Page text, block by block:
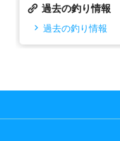
過去の釣り情報
過去の釣り情報